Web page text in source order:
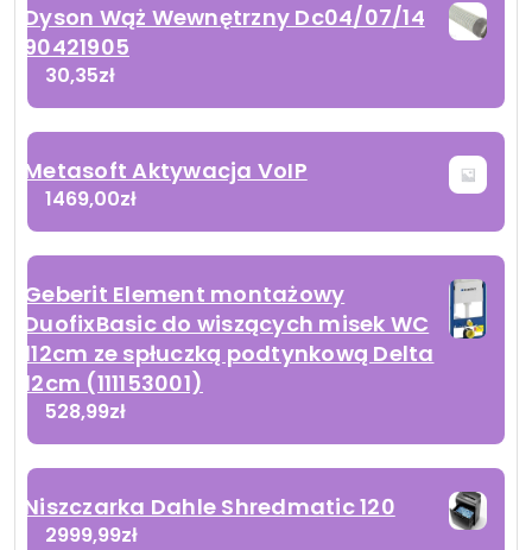
Dyson Wąż Wewnętrzny Dc04/07/14
90421905
30,35zł
Metasoft Aktywacja VoIP
1469,00zł
Geberit Element montażowy
DuofixBasic do wiszących misek WC
112cm ze spłuczką podtynkową Delta
12cm (111153001)
528,99zł
Niszczarka Dahle Shredmatic 120
2999,99zł